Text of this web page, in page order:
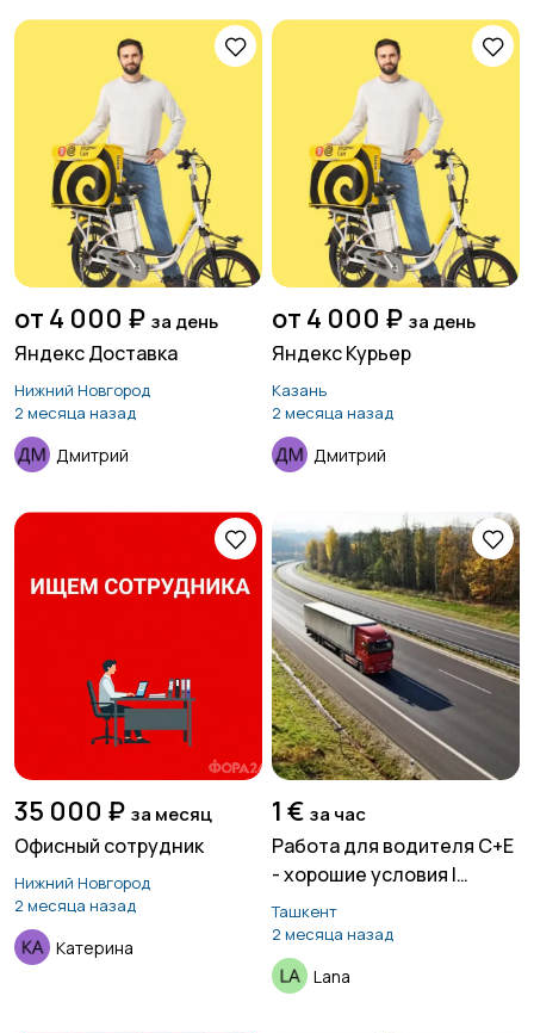
от 4 000 ₽ за день
Яндекс Доставка
Нижний Новгород
2 месяца назад
Дмитрий
от 4 000 ₽ за день
Яндекс Курьер
Казань
2 месяца назад
Дмитрий
35 000 ₽ за месяц
Офисный сотрудник
Нижний Новгород
2 месяца назад
Катерина
1 € за час
Работа для водителя C+E
- хорошие условия |
Польша
Ташкент
2 месяца назад
Lana